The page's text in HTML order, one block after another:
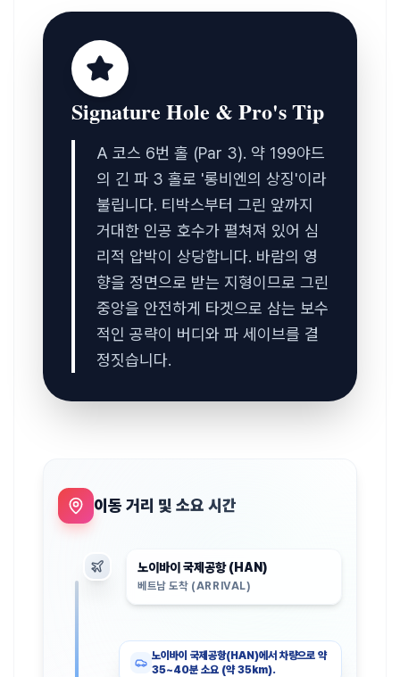
Signature Hole & Pro's Tip
A 코스 6번 홀 (Par 3). 약 199야드
의 긴 파 3 홀로 '롱비엔의 상징'이라
불립니다. 티박스부터 그린 앞까지
거대한 인공 호수가 펼쳐져 있어 심
리적 압박이 상당합니다. 바람의 영
향을 정면으로 받는 지형이므로 그린
중앙을 안전하게 타겟으로 삼는 보수
적인 공략이 버디와 파 세이브를 결
정짓습니다.
이동 거리 및 소요 시간
노이바이 국제공항 (HAN)
베트남 도착 (ARRIVAL)
노이바이 국제공항(HAN)에서 차량으로 약
35~40분 소요 (약 35km).